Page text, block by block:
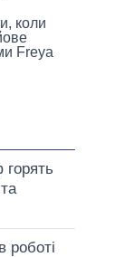
коли
Freya
горять
роботі